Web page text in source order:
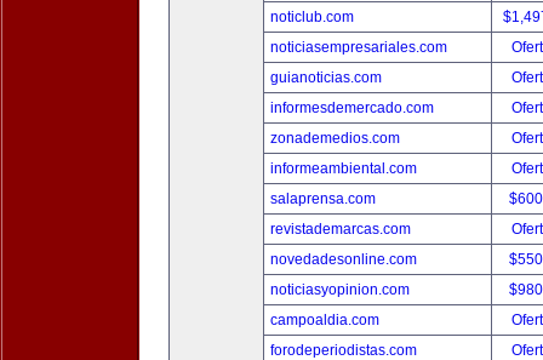
noticlub.com
noticiasempresariales.com
guianoticias.com
informesdemercado.com
zonademedios.com
informeambiental.com
salaprensa.com
revistademarcas.com
novedadesonline.com
noticiasyopinion.com
campoaldia.com
forodeperiodistas.com